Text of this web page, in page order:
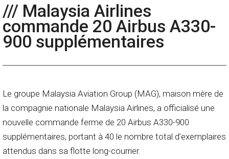
/// Malaysia Airlines
commande 20 Airbus A330-
900 supplémentaires
Le groupe Malaysia Aviation Group (MAG), maison mère de
la compagnie nationale Malaysia Airlines, a officialisé une
nouvelle commande ferme de 20 Airbus A330-900
supplémentaires, portant à 40 le nombre total d’exemplaires
attendus dans sa flotte long-courrier.